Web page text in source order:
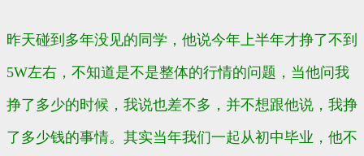
昨天碰到多年没见的同学，他说今年上半年才挣了不到
5W左右，不知道是不是整体的行情的问题，当他问我
挣了多少的时候，我说也差不多，并不想跟他说，我挣
了多少钱的事情。其实当年我们一起从初中毕业，他不